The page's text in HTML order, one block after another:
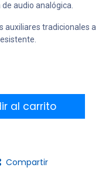
audio analógica.
auxiliares tradicionales a
al carrito
Compartir